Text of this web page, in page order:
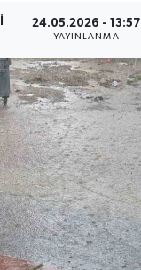
24.05.2026 - 13:57
YAYINLANMA